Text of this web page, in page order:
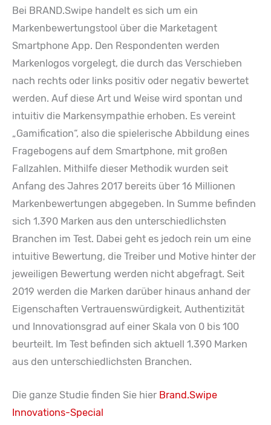
Bei BRAND.Swipe handelt es sich um ein
Markenbewertungstool über die Marketagent
Smartphone App. Den Respondenten werden
Markenlogos vorgelegt, die durch das Verschieben
nach rechts oder links positiv oder negativ bewertet
werden. Auf diese Art und Weise wird spontan und
intuitiv die Markensympathie erhoben. Es vereint
„Gamification“, also die spielerische Abbildung eines
Fragebogens auf dem Smartphone, mit großen
Fallzahlen. Mithilfe dieser Methodik wurden seit
Anfang des Jahres 2017 bereits über 16 Millionen
Markenbewertungen abgegeben. In Summe befinden
sich 1.390 Marken aus den unterschiedlichsten
Branchen im Test. Dabei geht es jedoch rein um eine
intuitive Bewertung, die Treiber und Motive hinter der
jeweiligen Bewertung werden nicht abgefragt. Seit
2019 werden die Marken darüber hinaus anhand der
Eigenschaften Vertrauenswürdigkeit, Authentizität
und Innovationsgrad auf einer Skala von 0 bis 100
beurteilt. Im Test befinden sich aktuell 1.390 Marken
aus den unterschiedlichsten Branchen.
Die ganze Studie finden Sie hier Brand.Swipe
Innovations-Special